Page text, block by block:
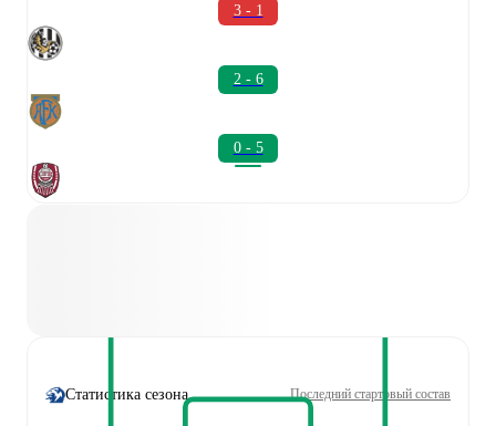
3 - 1
2 - 6
0 - 5
Статистика сезона Последний стартовый состав